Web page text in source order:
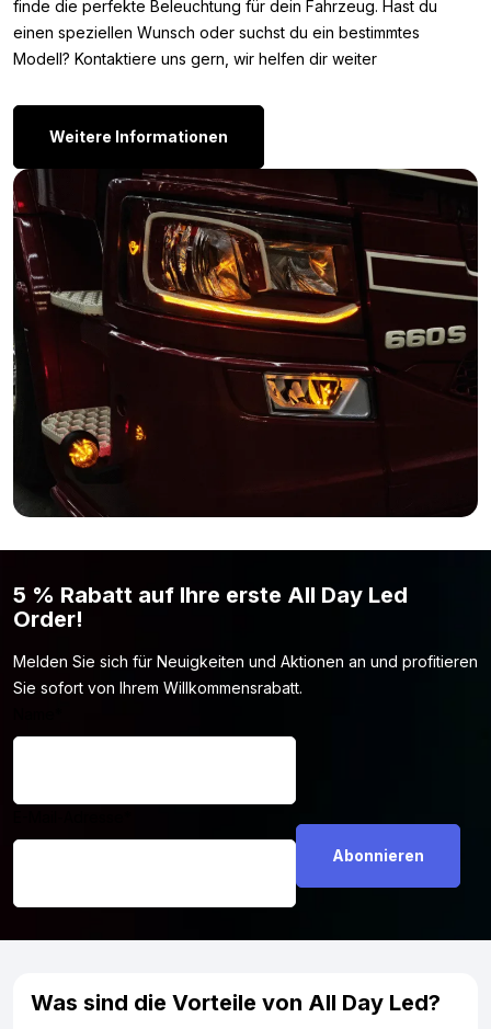
montieren? Sondern sind Sie auf der Suche nach mehr
Beleuchtung, die Sie in oder um Ihren Volvo montieren können?
Dann werfen Sie auch einen Blick auf die Seite
verlichting.
finde die perfekte Beleuchtung für dein Fahrzeug. Hast du
einen speziellen Wunsch oder suchst du ein bestimmtes
Modell? Kontaktiere uns gern, wir helfen dir weiter
Weitere Informationen
5 % Rabatt auf Ihre erste All Day Led
Order!
Melden Sie sich für Neuigkeiten und Aktionen an und profitieren
Sie sofort von Ihrem Willkommensrabatt.
Was sind die Vorteile von All Day Led?